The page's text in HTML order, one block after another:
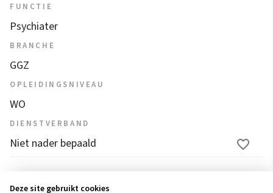
FUNCTIE
Psychiater
BRANCHE
GGZ
OPLEIDINGSNIVEAU
WO
DIENSTVERBAND
Niet nader bepaald
1 2 3
Deze site gebruikt cookies